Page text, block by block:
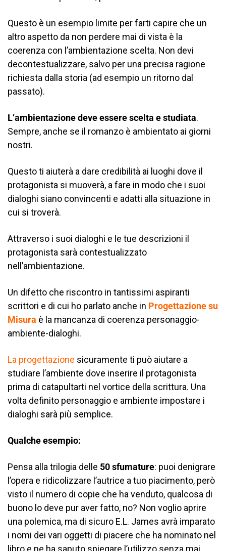
Questo è un esempio limite per farti capire che un
altro aspetto da non perdere mai di vista è la
coerenza con l’ambientazione scelta. Non devi
decontestualizzare, salvo per una precisa ragione
richiesta dalla storia (ad esempio un ritorno dal
passato).
L’ambientazione deve essere scelta e studiata.
Sempre, anche se il romanzo è ambientato ai giorni
nostri.
Questo ti aiuterà a dare credibilità ai luoghi dove il
protagonista si muoverà, a fare in modo che i suoi
dialoghi siano convincenti e adatti alla situazione in
cui si troverà.
Attraverso i suoi dialoghi e le tue descrizioni il
protagonista sarà contestualizzato
nell’ambientazione.
Un difetto che riscontro in tantissimi aspiranti
scrittori e di cui ho parlato anche in Progettazione su
Misura è la mancanza di coerenza personaggio-
ambiente-dialoghi.
La progettazione sicuramente ti può aiutare a
studiare l’ambiente dove inserire il protagonista
prima di catapultarti nel vortice della scrittura. Una
volta definito personaggio e ambiente impostare i
dialoghi sarà più semplice.
Qualche esempio:
Pensa alla trilogia delle 50 sfumature: puoi denigrare
l’opera e ridicolizzare l’autrice a tuo piacimento, però
visto il numero di copie che ha venduto, qualcosa di
buono lo deve pur aver fatto, no? Non voglio aprire
una polemica, ma di sicuro E.L. James avrà imparato
i nomi dei vari oggetti di piacere che ha nominato nel
libro e ne ha saputo spiegare l’utilizzo senza mai